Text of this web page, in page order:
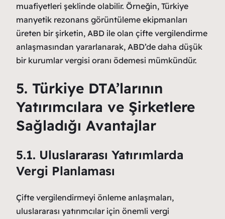
muafiyetleri şeklinde olabilir. Örneğin, Türkiye
manyetik rezonans görüntüleme ekipmanları
üreten bir şirketin, ABD ile olan çifte vergilendirme
anlaşmasından yararlanarak, ABD’de daha düşük
bir kurumlar vergisi oranı ödemesi mümkündür.
5. Türkiye DTA’larının
Yatırımcılara ve Şirketlere
Sağladığı Avantajlar
5.1. Uluslararası Yatırımlarda
Vergi Planlaması
Çifte vergilendirmeyi önleme anlaşmaları,
uluslararası yatırımcılar için önemli vergi